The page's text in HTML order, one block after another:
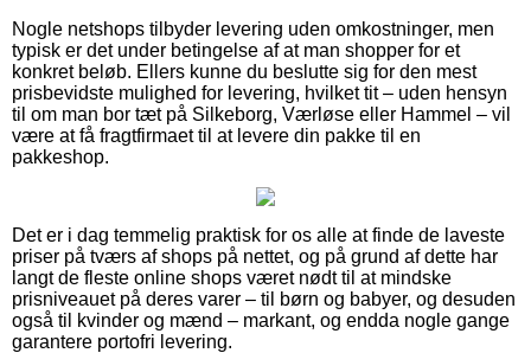
Nogle netshops tilbyder levering uden omkostninger, men
typisk er det under betingelse af at man shopper for et
konkret beløb. Ellers kunne du beslutte sig for den mest
prisbevidste mulighed for levering, hvilket tit – uden hensyn
til om man bor tæt på Silkeborg, Værløse eller Hammel – vil
være at få fragtfirmaet til at levere din pakke til en
pakkeshop.
Det er i dag temmelig praktisk for os alle at finde de laveste
priser på tværs af shops på nettet, og på grund af dette har
langt de fleste online shops været nødt til at mindske
prisniveauet på deres varer – til børn og babyer, og desuden
også til kvinder og mænd – markant, og endda nogle gange
garantere portofri levering.